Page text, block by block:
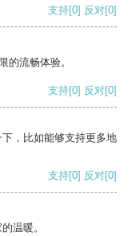
支持[0] 反对[0]
的流畅体验。
支持[0] 反对[0]
，比如能够支持更多地
支持[0] 反对[0]
温暖。